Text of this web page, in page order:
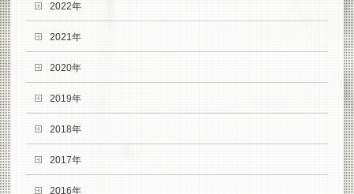
2022年
2021年
2020年
2019年
2018年
2017年
2016年